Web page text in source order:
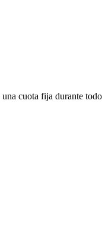
cuota fija durante